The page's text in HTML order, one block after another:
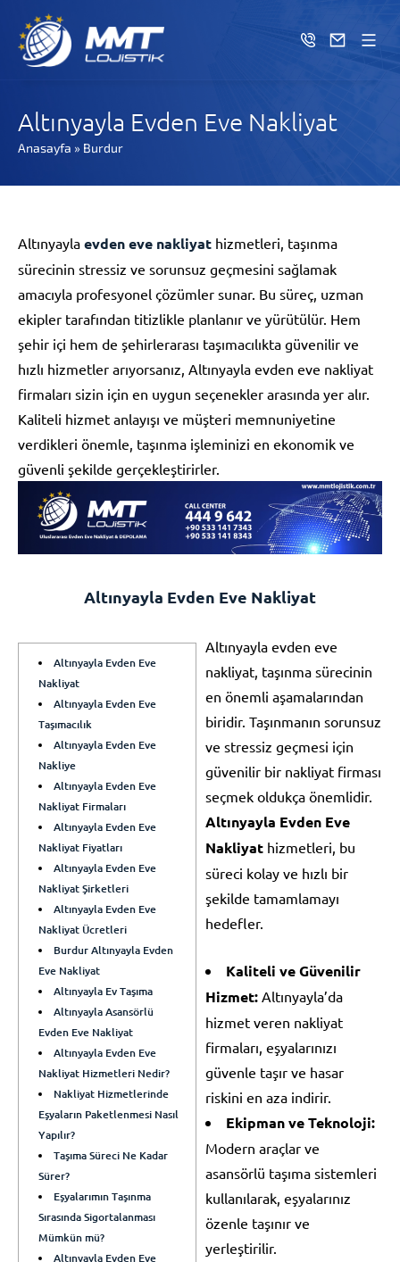
Altınyayla Evden Eve Nakliyat
Anasayfa » Burdur
Altınyayla evden eve nakliyat hizmetleri, taşınma
sürecinin stressiz ve sorunsuz geçmesini sağlamak
amacıyla profesyonel çözümler sunar. Bu süreç, uzman
ekipler tarafından titizlikle planlanır ve yürütülür. Hem
şehir içi hem de şehirlerarası taşımacılıkta güvenilir ve
hızlı hizmetler arıyorsanız, Altınyayla evden eve nakliyat
firmaları sizin için en uygun seçenekler arasında yer alır.
Kaliteli hizmet anlayışı ve müşteri memnuniyetine
verdikleri önemle, taşınma işleminizi en ekonomik ve
güvenli şekilde gerçekleştirirler.
Altınyayla Evden Eve Nakliyat
Altınyayla Evden Eve
Nakliyat
Altınyayla Evden Eve
Taşımacılık
Altınyayla Evden Eve
Nakliye
Altınyayla Evden Eve
Nakliyat Firmaları
Altınyayla Evden Eve
Nakliyat Fiyatları
Altınyayla Evden Eve
Nakliyat Şirketleri
Altınyayla Evden Eve
Nakliyat Ücretleri
Burdur Altınyayla Evden
Eve Nakliyat
Altınyayla Ev Taşıma
Altınyayla Asansörlü
Evden Eve Nakliyat
Altınyayla Evden Eve
Nakliyat Hizmetleri Nedir?
Nakliyat Hizmetlerinde
Eşyaların Paketlenmesi Nasıl
Yapılır?
Taşıma Süreci Ne Kadar
Sürer?
Eşyalarımın Taşınma
Sırasında Sigortalanması
Mümkün mü?
Altınyayla Evden Eve
Altınyayla evden eve
nakliyat, taşınma sürecinin
en önemli aşamalarından
biridir. Taşınmanın sorunsuz
ve stressiz geçmesi için
güvenilir bir nakliyat firması
seçmek oldukça önemlidir.
Altınyayla Evden Eve
Nakliyat hizmetleri, bu
süreci kolay ve hızlı bir
şekilde tamamlamayı
hedefler.
Kaliteli ve Güvenilir
Hizmet: Altınyayla’da
hizmet veren nakliyat
firmaları, eşyalarınızı
güvenle taşır ve hasar
riskini en aza indirir.
Ekipman ve Teknoloji:
Modern araçlar ve
asansörlü taşıma sistemleri
kullanılarak, eşyalarınız
özenle taşınır ve
yerleştirilir.